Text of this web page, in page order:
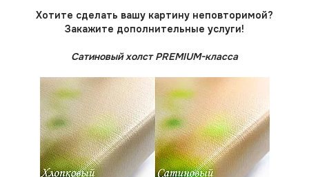
Хотите сделать вашу картину неповторимой?
Закажите дополнительные услуги!
Сатиновый холст PREMIUM-класса